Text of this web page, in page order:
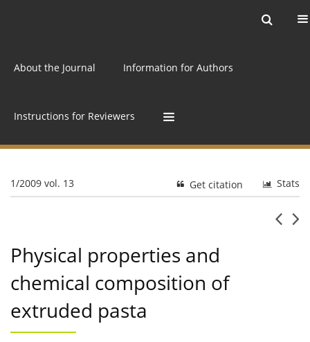
About the Journal Information for Authors
Instructions for Reviewers
1/2009 vol. 13 Stats
Get citation
Physical properties and
chemical composition of
extruded pasta